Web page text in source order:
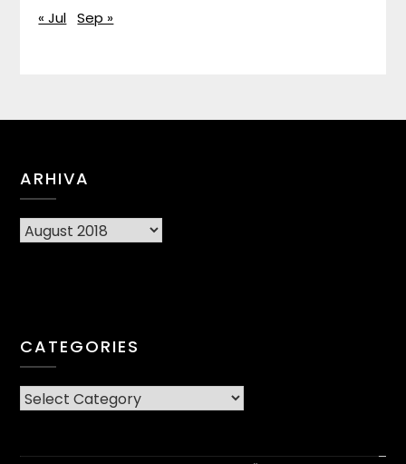
« Jul Sep »
ARHIVA
Arhiva
CATEGORIES
CATEGORIES